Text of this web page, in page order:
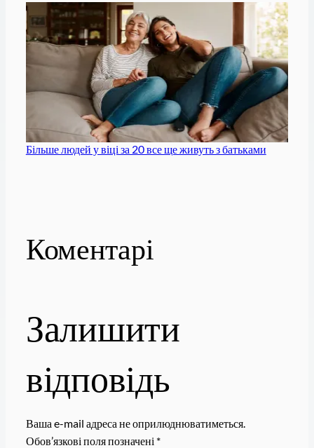
Більше людей у ​​віці за 20 все ще живуть з батьками
Коментарі
Залишити
відповідь
Ваша e-mail адреса не оприлюднюватиметься.
Обов’язкові поля позначені *